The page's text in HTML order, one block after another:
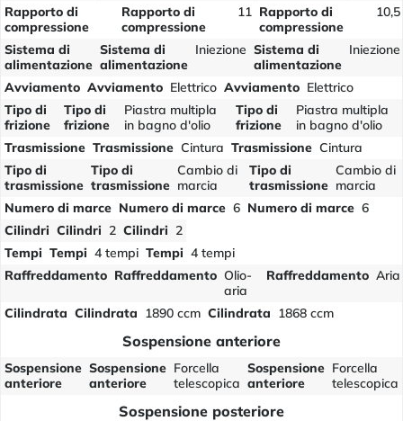
Rapporto di
compressione
Rapporto di
compressione
11 Rapporto di
compressione
10,5
Sistema di
alimentazione
Sistema di
alimentazione
Iniezione Sistema di
alimentazione
Iniezione
Avviamento Avviamento Elettrico Avviamento Elettrico
Tipo di
frizione
Tipo di
frizione
Piastra multipla
in bagno d'olio
Tipo di
frizione
Piastra multipla
in bagno d'olio
Trasmissione Trasmissione Cintura Trasmissione Cintura
Tipo di
trasmissione
Tipo di
trasmissione
Cambio di
marcia
Tipo di
trasmissione
Cambio di
marcia
Numero di marce Numero di marce 6 Numero di marce 6
Cilindri Cilindri 2 Cilindri 2
Tempi Tempi 4 tempi Tempi 4 tempi
Raffreddamento Raffreddamento Olio-
aria
Raffreddamento Aria
Cilindrata Cilindrata 1890 ccm Cilindrata 1868 ccm
Sospensione anteriore
Sospensione
anteriore
Sospensione
anteriore
Forcella
telescopica
Sospensione
anteriore
Forcella
telescopica
Sospensione posteriore